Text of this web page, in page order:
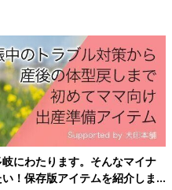
人間発達心理学科 教授、一
玉県立大学短期大学部看護学
児の育児支援、多胎児家庭へ
ります。
にわたります。そんなマイナ
！保存版アイテムを紹介しま